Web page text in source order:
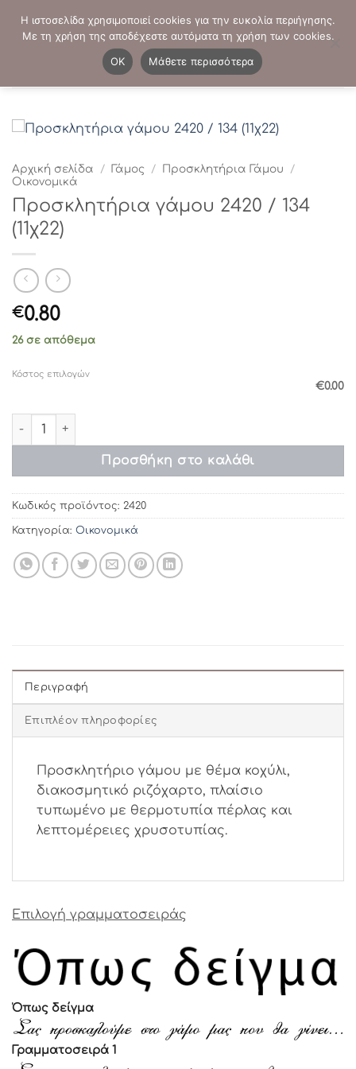
στο
ΤΗΛΕΦΩΝΙΚΕΣ ΠΑΡΑΓΓΕΛΙΕΣ: - 2103821941
Αρχική σελίδα / Γάμος / Προσκλητήρια Γάμου
/
Οικονομικά
Προσκλητήρια γάμου 2420 / 134
(11χ22)
€0.80
26 σε απόθεμα
Κόστος επιλογών
€0.00
Προσκλητήρια γάμου 2420 / 134 (11χ22) ποσότητα
Προσθήκη στο καλάθι
Κωδικός προϊόντος: 2420
Κατηγορία: Οικονομικά
Περιγραφή
Επιπλέον πληροφορίες
Προσκλητήριο γάμου με θέμα κοχύλι,
διακοσμητικό ριζόχαρτο, πλαίσιο
τυπωμένο με θερμοτυπία πέρλας και
λεπτομέρειες χρυσοτυπίας.
Επιλογή γραμματοσειράς
Όπως δείγμα
Γραμματοσειρά 1
Η ιστοσελίδα χρησιμοποιεί cookies για την ευκολία περιήγησης.
Με τη χρήση της αποδέχεστε αυτόματα τη χρήση των cookies.
OK
Μάθετε περισσότερα